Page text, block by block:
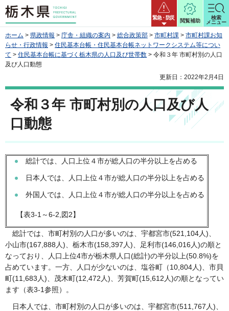
栃木県 緊急・防災
閲覧補助
検索
メニュー
ホーム > 県政情報 > 庁舎・組織の案内 > 総合政策部 > 市町村課 > 市町村課お知
らせ・行政情報 > 住民基本台帳・住民基本台帳ネットワークシステム等につい
て > 住民基本台帳に基づく栃木県の人口及び世帯数 > 令和３年 市町村別の人口
及び人口動態
更新日：2022年2月4日
令和３年 市町村別の人口及び人
口動態
総計では、人口上位４市が総人口の半分以上を占める
日本人では、人口上位４市が総人口の半分以上を占める
外国人では、人口上位４市が総人口の半分以上を占める
【表3-1～6-2,図2】
総計では、市町村別の人口が多いのは、宇都宮市(521,104人)、
小山市(167,888人)、栃木市(158,397人)、足利市(146,016人)の順と
なっており、人口上位4市が栃木県人口(総計)の半分以上(50.8%)を
占めています。一方、人口が少ないのは、塩谷町（10,804人)、市貝
町(11,683人)、茂木町(12,472人)、芳賀町(15,612人)の順となってい
ます（表3-1参照）。
日本人では、市町村別の人口が多いのは、宇都宮市(511,767人)、